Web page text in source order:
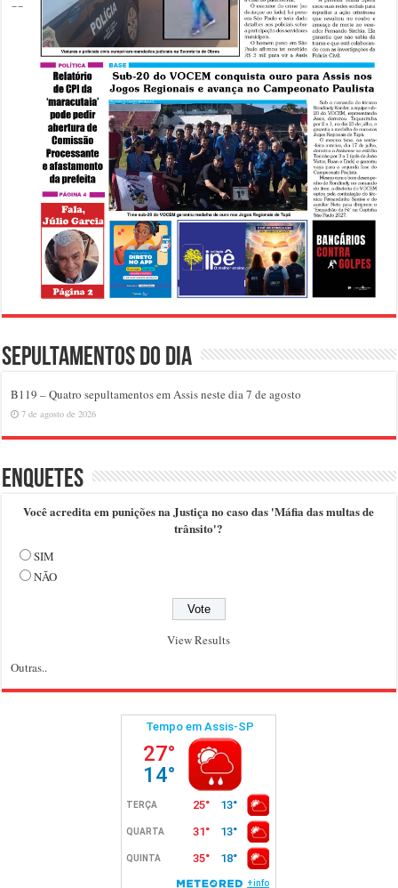
Sepultamentos do dia
B119 – Quatro sepultamentos em Assis neste dia 7 de agosto
7 de agosto de 2026
Enquetes
Você acredita em punições na Justiça no caso das 'Máfia das multas de
trânsito'?
SIM
NÃO
View Results
Outras..